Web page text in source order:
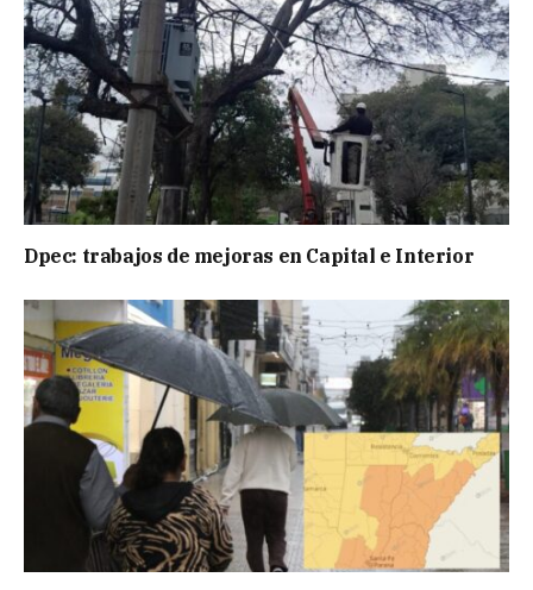
Dpec: trabajos de mejoras en Capital e Interior